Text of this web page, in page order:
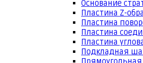
Основание
Пластина Z-
Пластина
Пластина
Пластина
Подкладная